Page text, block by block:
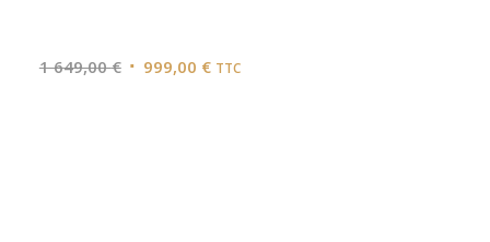
1 649,00€ Le 999,00 €Le
TTC